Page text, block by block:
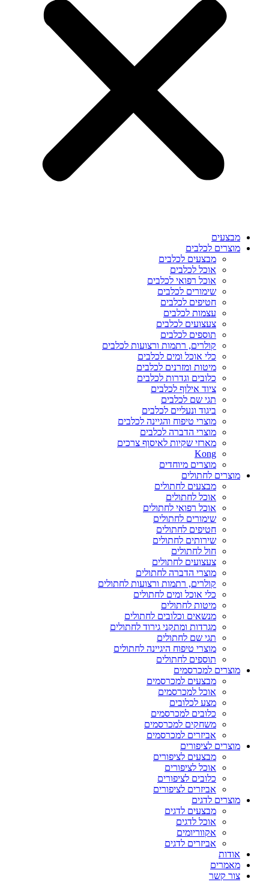
מבצעים
מוצרים לכלבים
מבצעים לכלבים
אוכל לכלבים
אוכל רפואי לכלבים
שימורים לכלבים
חטיפים לכלבים
עצמות לכלבים
צעצועים לכלבים
תוספים לכלבים
קולרים, רתמות ורצועות לכלבים
כלי אוכל ומים לכלבים
מיטות ומזרנים לכלבים
כלובים וגדרות לכלבים
ציוד אילוף לכלבים
תגי שם לכלבים
ביגוד ונעליים לכלבים
מוצרי טיפוח והגיינה לכלבים
מוצרי הדברה לכלבים
מארזי שקיות לאיסוף צרכים
Kong
מוצרים מיוחדים
מוצרים לחתולים
מבצעים לחתולים
אוכל לחתולים
אוכל רפואי לחתולים
שימורים לחתולים
חטיפים לחתולים
שירותים לחתולים
חול לחתולים
צעצועים לחתולים
מוצרי הדברה לחתולים
קולרים, רתמות ורצועות לחתולים
כלי אוכל ומים לחתולים
מיטות לחתולים
מנשאים וכלובים לחתולים
מגרדות ומתקני גירוד לחתולים
תגי שם לחתולים
מוצרי טיפוח היגיינה לחתולים
תוספים לחתולים
מוצרים למכרסמים
מבצעים למכרסמים
אוכל למכרסמים
מצע לכלובים
כלובים למכרסמים
משחקים למכרסמים
אביזרים למכרסמים
מוצרים לציפורים
מבצעים לציפורים
אוכל לציפורים
כלובים לציפורים
אביזרים לציפורים
מוצרים לדגים
מבצעים לדגים
אוכל לדגים
אקווריומים
אביזרים לדגים
אודות
מאמרים
צור קשר